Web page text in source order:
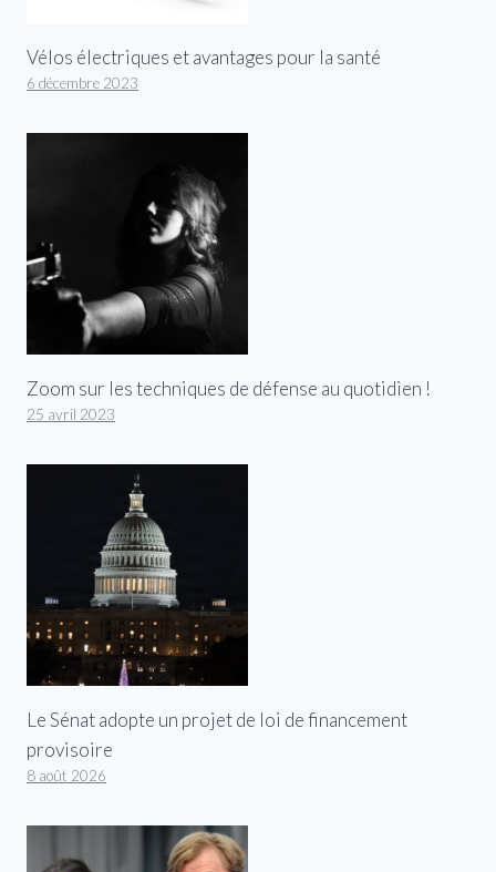
Vélos électriques et avantages pour la santé
6 décembre 2023
Zoom sur les techniques de défense au quotidien !
25 avril 2023
Le Sénat adopte un projet de loi de financement
provisoire
8 août 2026